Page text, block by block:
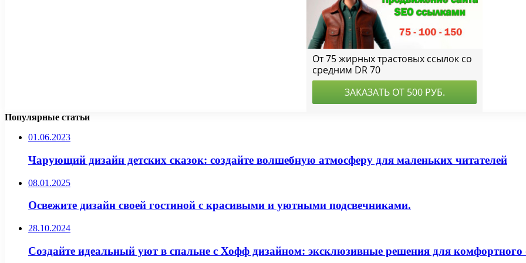
Популярные статьи
01.06.2023
Чарующий дизайн детских сказок: создайте волшебную атмосферу для маленьких читателей
08.01.2025
Освежите дизайн своей гостиной с красивыми и уютными подсвечниками.
28.10.2024
Создайте идеальный уют в спальне с Хофф дизайном: эксклюзивные решения для комфортного